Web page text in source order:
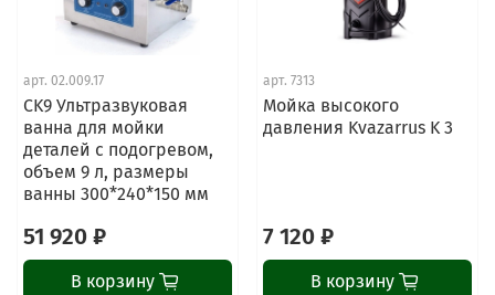
арт. 02.009.17
CK9 Ультразвуковая
ванна для мойки
деталей с подогревом,
объем 9 л, размеры
ванны 300*240*150 мм
51 920 ₽
В корзину
арт. 7313
Мойка высокого
давления Kvazarrus K 3
7 120 ₽
В корзину